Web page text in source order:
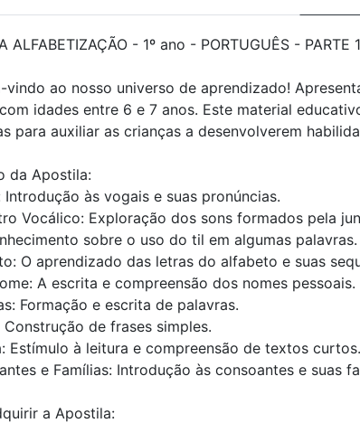
ALFABETIZAÇÃO - 1º ano - PORTUGUÊS -
vindo ao nosso universo de aprendizado!
idades entre 6 e 7 anos. Este material
para auxiliar as crianças a desenvolverem
da Apostila:
Introdução às vogais e suas pronúncias.
Vocálico: Exploração dos sons formados pela
sobre o uso do til em algumas palavras.
O aprendizado das letras do alfabeto e suas
A escrita e compreensão dos nomes pessoais.
Formação e escrita de palavras.
Construção de frases simples.
Estímulo à leitura e compreensão de textos curtos.
e Famílias: Introdução às consoantes e suas
a Apostila: